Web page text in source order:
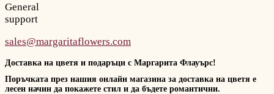
General
support
sales@margaritaflowers.com
Доставка на цветя и подаръци с Маргарита Флауърс!
Поръчката през нашия онлайн магазина за доставка на цветя е
лесен начин да покажете стил и да бъдете романтични.